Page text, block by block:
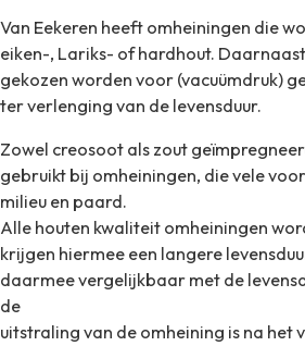
Van Eekeren heeft omheiningen die
eiken-, Lariks- of hardhout.
gekozen worden voor (vacuümdruk)
ter verlenging van de levensduur.
Zowel creosoot als zout
gebruikt bij omheiningen, die vele
milieu en paard.
Alle houten kwaliteit omheiningen
krijgen hiermee een langere
daarmee vergelijkbaar met de
de
uitstraling van de omheining is na het